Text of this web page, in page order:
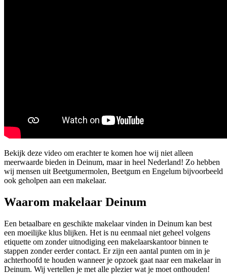
Bekijk deze video om erachter te komen hoe wij niet alleen
meerwaarde bieden in Deinum, maar in heel Nederland! Zo hebben
wij mensen uit Beetgumermolen, Beetgum en Engelum bijvoorbeeld
ook geholpen aan een makelaar.
Waarom makelaar Deinum
Een betaalbare en geschikte makelaar vinden in Deinum kan best
een moeilijke klus blijken. Het is nu eenmaal niet geheel volgens
etiquette om zonder uitnodiging een makelaarskantoor binnen te
stappen zonder eerder contact. Er zijn een aantal punten om in je
achterhoofd te houden wanneer je opzoek gaat naar een makelaar in
Deinum. Wij vertellen je met alle plezier wat je moet onthouden!